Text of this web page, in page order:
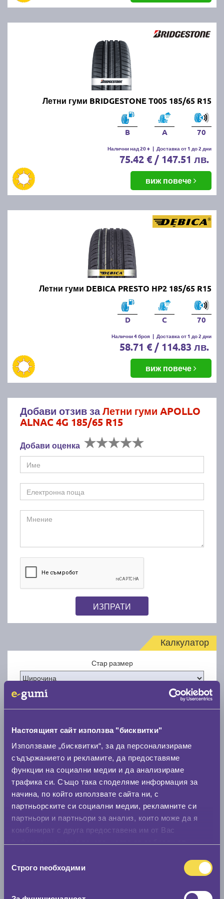
Настоящият сайт използва "бисквитки"
Използваме „бисквитки“, за да персонализираме
съдържанието и рекламите, да предоставяме
функции на социални медии и да анализираме
трафика си. Също така споделяме информация за
начина, по който използвате сайта ни, с
партньорските си социални медии, рекламните си
партньори и партньори за анализ, които може да я
комбинират с друга предоставена им от Вас
наСтрого nеобходими
Летни гуми BRIDGESTONE T005 185/65 R15
B A 70
Налични над 20 + | Доставка от 1 до 2 дни
75.42 € / 147.51 лв.
виж повече
Летни гуми DEBICA PRESTO HP2 185/65 R15
D C 70
Налични 4 броя | Доставка от 1 до 2 дни
58.71 € / 114.83 лв.
виж повече
Добави отзив заЛетни гуми APOLLO
ALNAC 4G 185/65 R15
Добави оценка
ИЗПРАТИ
Калкулатор
Стар размер
Нов размер
Стар размер
0 мм.